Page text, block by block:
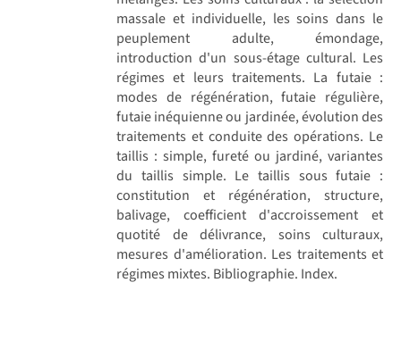
massale et individuelle, les soins dans le
peuplement adulte, émondage,
introduction d'un sous-étage cultural. Les
régimes et leurs traitements. La futaie :
modes de régénération, futaie régulière,
futaie inéquienne ou jardinée, évolution des
traitements et conduite des opérations. Le
taillis : simple, fureté ou jardiné, variantes
du taillis simple. Le taillis sous futaie :
constitution et régénération, structure,
balivage, coefficient d'accroissement et
quotité de délivrance, soins culturaux,
mesures d'amélioration. Les traitements et
régimes mixtes. Bibliographie. Index.